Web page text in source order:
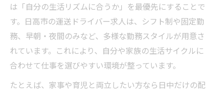
は「自分の生活リズムに合うか」を最優先にすることで
す。日高市の運送ドライバー求人は、シフト制や固定勤
務、早朝・夜間のみなど、多様な勤務スタイルが用意さ
れています。これにより、自分や家族の生活サイクルに
合わせて仕事を選びやすい環境が整っています。
たとえば、家事や育児と両立したい方なら日中だけの配